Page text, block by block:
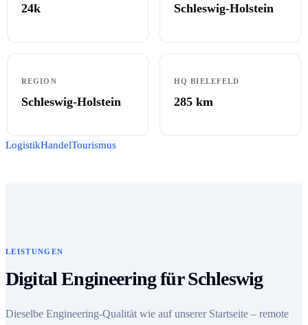
24k Schleswig-Holstein
REGION
Schleswig-Holstein
HQ BIELEFELD
285 km
LogistikHandelTourismus
LEISTUNGEN
Digital Engineering für Schleswig
Dieselbe Engineering-Qualität wie auf unserer Startseite – remote